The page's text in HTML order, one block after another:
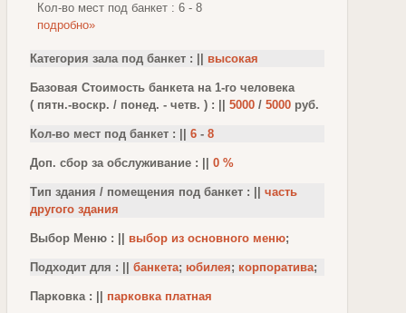
Кол-во мест под банкет : 6 - 8
подробно»
Категория зала под банкет : || высокая
Базовая Стоимость банкета на 1-го человека
( пятн.-воскр. / понед. - четв. ) : || 5000 / 5000 руб.
Кол-во мест под банкет : || 6 - 8
Доп. сбор за обслуживание : || 0 %
Тип здания / помещения под банкет : || часть
другого здания
Выбор Меню : || выбор из основного меню;
Подходит для : || банкета; юбилея; корпоратива;
Парковка : || парковка платная